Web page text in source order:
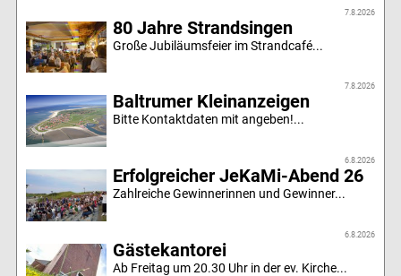
7.8.2026
80 Jahre Strandsingen
Große Jubiläumsfeier im Strandcafé...
7.8.2026
Baltrumer Kleinanzeigen
Bitte Kontaktdaten mit angeben!...
6.8.2026
Erfolgreicher JeKaMi-Abend 26
Zahlreiche Gewinnerinnen und Gewinner...
6.8.2026
Gästekantorei
Ab Freitag um 20.30 Uhr in der ev. Kirche...